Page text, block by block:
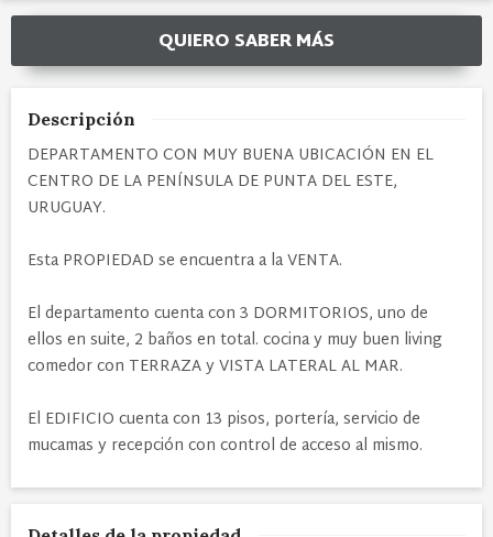
QUIERO SABER MÁS
Descripción
DEPARTAMENTO CON MUY BUENA UBICACIÓN EN EL
CENTRO DE LA PENÍNSULA DE PUNTA DEL ESTE,
URUGUAY.
Esta PROPIEDAD se encuentra a la VENTA.
El departamento cuenta con 3 DORMITORIOS, uno de
ellos en suite, 2 baños en total. cocina y muy buen living
comedor con TERRAZA y VISTA LATERAL AL MAR.
El EDIFICIO cuenta con 13 pisos, portería, servicio de
mucamas y recepción con control de acceso al mismo.